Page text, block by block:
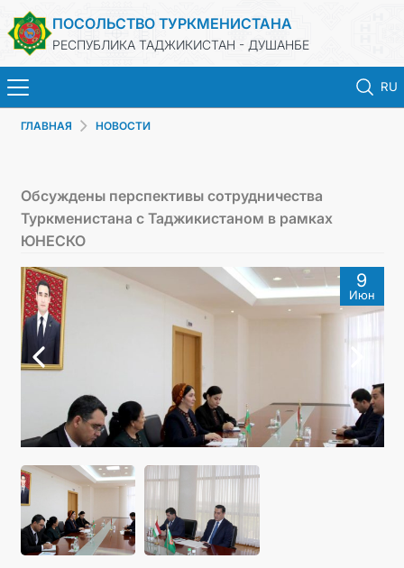
ПОСОЛЬСТВО ТУРКМЕНИСТАНА
РЕСПУБЛИКА ТАДЖИКИСТАН - ДУШАНБЕ
RU
ТУРКМЕНИСТАН
КОНСУЛЬСКИЕ УСЛУГИ
МИД
ГЛАВНАЯ НОВОСТИ
Обсуждены перспективы сотрудничества
Туркменистана с Таджикистаном в рамках
ЮНЕСКО
9
Июн